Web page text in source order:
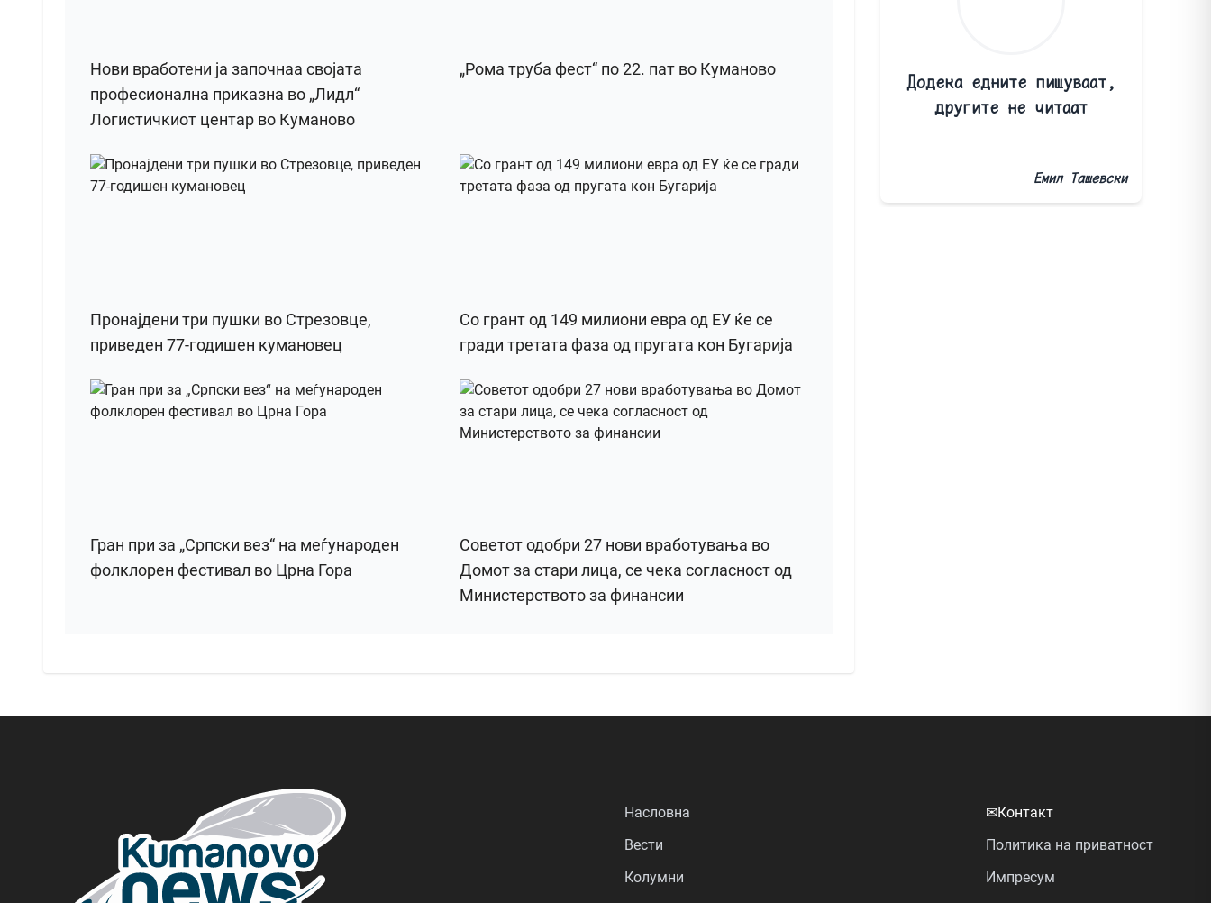
Нови вработени ја започнаа својата
професионална приказна во „Лидл“
Логистичкиот центар во Куманово
„Рома труба фест“ по 22. пат во Куманово
Пронајдени три пушки во Стрезовце,
приведен 77-годишен кумановец
Со грант од 149 милиони евра од ЕУ ќе се
гради третата фаза од пругата кон Бугарија
Гран при за „Српски вез“ на меѓународен
фолклорен фестивал во Црна Гора
Советот одобри 27 нови вработувања во
Домот за стари лица, се чека согласност од
Министерството за финансии
Додека едните пишуваат,
другите не читаат
Емил Ташевски
Насловна
Вести
Колумни
✉Контакт
Политика на приватност
Импресум